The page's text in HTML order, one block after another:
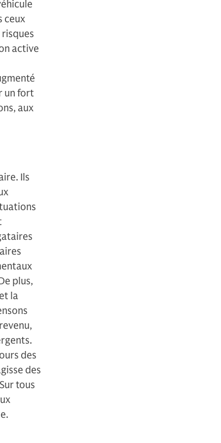
ceux
active
un fort
aux
Ils
plus,
la
des
des
tous